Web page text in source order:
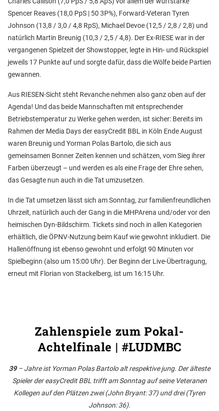
Spencer Reaves (18,0 PpS | 50 3P%), Forward-Veteran Tyren
Johnson (13,8 / 3,0 / 4,8 RpS), Michael Devoe (12,5 / 2,8 / 2,8) und
natürlich Martin Breunig (10,3 / 2,5 / 4,8). Der Ex-RIESE war in der
vergangenen Spielzeit der Showstopper, legte in Hin- und Rückspiel
jeweils 17 Punkte auf und sorgte dafür, dass die Wölfe beide Partien
gewannen.
Aus RIESEN-Sicht steht Revanche nehmen also ganz oben auf der
Agenda! Und das beide Mannschaften mit entsprechender
Betriebstemperatur zu Werke gehen werden, ist sicher: Bereits im
Rahmen der Media Days der easyCredit BBL in Köln Ende August
waren Breunig und Yorman Polas Bartolo, die sich aus
gemeinsamen Bonner Zeiten kennen und schätzen, vom Sieg ihrer
Farben überzeugt – und werden es als eine Frage der Ehre sehen,
das Gesagte nun auch in die Tat umzusetzen.
In die Tat umsetzen lässt sich am Sonntag, zur familienfreundlichen
Uhrzeit, natürlich auch der Gang in die MHPArena und/oder vor den
heimischen Dyn-Bildschirm. Tickets sind noch in allen Kategorien
erhältlich, die ÖPNV-Nutzung beim Kauf wie gewohnt inkludiert. Die
Hallenöffnung ist ebenso gewohnt und erfolgt 90 Minuten vor
Spielbeginn (also um 15:00 Uhr). Der Beginn der Live-Übertragung,
erneut mit Florian von Stackelberg, ist um 16:15 Uhr.
Zahlenspiele zum Pokal-
Achtelfinale | #LUDMBC
39 – Jahre ist Yorman Polas Bartolo alt respektive jung. Der älteste
Spieler der easyCredit BBL trifft am Sonntag auf seine Veteranen
Kollegen auf den Plätzen zwei (John Bryant: 37) und drei (Tyren
Johnson: 36).